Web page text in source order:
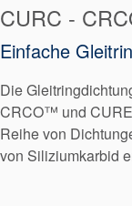
CURC -
Einfache
Die
CRCO™ und
Reihe von
von Siliziumkarbid